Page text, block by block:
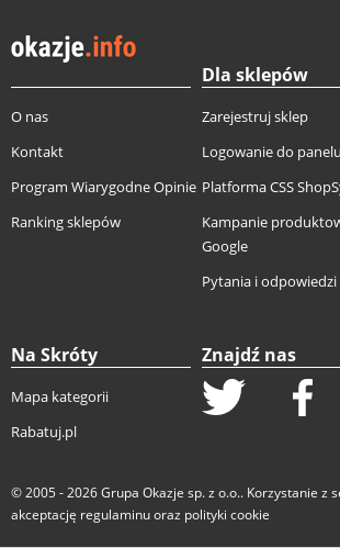
O nas
Kontakt
Program Wiarygodne Opinie
Ranking sklepów
Dla sklepów
Zarejestruj sklep
Logowanie do panelu
Platforma CSS
Kampanie
Google
Pytania i odpowiedzi
Na Skróty
Mapa kategorii
Rabatuj.pl
Znajdź nas
© 2005 - 2026Grupa Okazje sp. z o.o.. Korzystanie z
akceptację regulaminuoraz polityki cookie